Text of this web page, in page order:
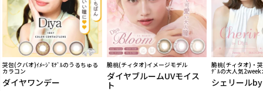
哭包(クバオ)ｲﾒｰｼﾞﾓﾃﾞﾙのうるちゅる
カラコン
ダイヤワンデー
脆桃(チィタオ)イメージモデル
ダイヤブルームUVモイス
ト
脆桃(チィタオ)・
ﾃﾞﾙの大人気2week
シェリール